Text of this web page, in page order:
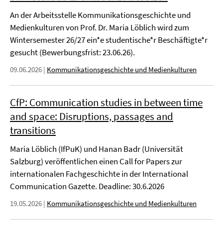
An der Arbeitsstelle Kommunikationsgeschichte und
Medienkulturen von Prof. Dr. Maria Löblich wird zum
Wintersemester 26/27 ein*e studentische*r Beschäftigte*r
gesucht (Bewerbungsfrist: 23.06.26).
09.06.2026 | Kommunikationsgeschichte und Medienkulturen
CfP: Communication studies in between time
and space: Disruptions, passages and
transitions
Maria Löblich (IfPuK) und Hanan Badr (Universität
Salzburg) veröffentlichen einen Call for Papers zur
internationalen Fachgeschichte in der International
Communication Gazette. Deadline: 30.6.2026
19.05.2026 | Kommunikationsgeschichte und Medienkulturen